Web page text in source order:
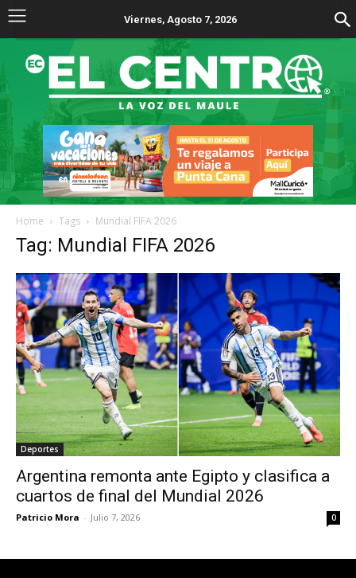
Viernes, Agosto 7, 2026
Home Tags Mundial FIFA 2026
Tag: Mundial FIFA 2026
Deportes
Argentina remonta ante Egipto y clasifica a
cuartos de final del Mundial 2026
Patricio Mora - Julio 7, 2026 0